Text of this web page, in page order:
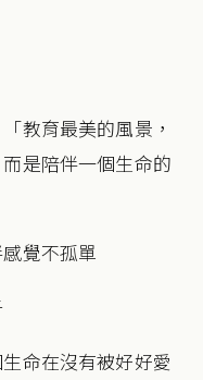
教育最美的風景，
是陪伴一個生命的
覺不孤單
命在沒有被好好愛